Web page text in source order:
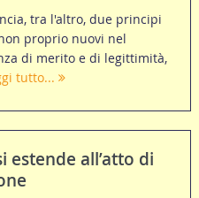
tra l'altro, due principi
proprio nuovi nel
di merito e di legittimità,
tutto...
estende all’atto di